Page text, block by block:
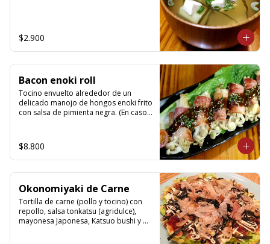
$2.900
Bacon enoki roll
Tocino envuelto alrededor de un
delicado manojo de hongos enoki frito
con salsa de pimienta negra. (En caso
$8.800
Okonomiyaki de Carne
Tortilla de carne (pollo y tocino) con
repollo, salsa tonkatsu (agridulce),
mayonesa Japonesa, Katsuo bushi y